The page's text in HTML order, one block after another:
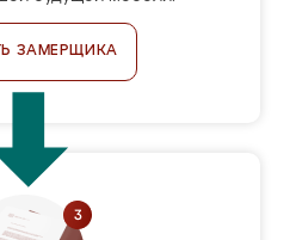
ЗАМЕРЩИКА